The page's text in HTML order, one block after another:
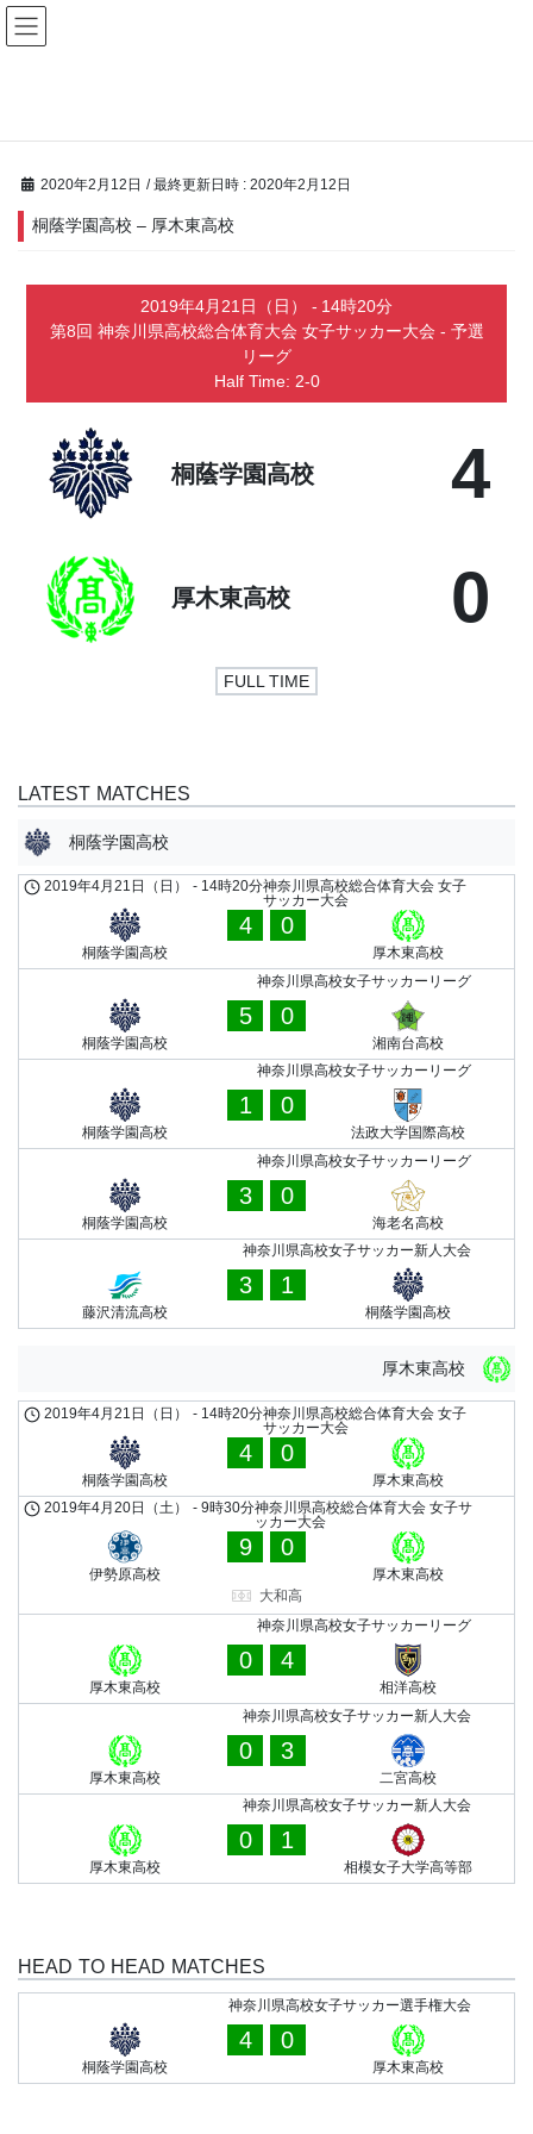
コ
ン
ナ
ビ
2020年2月12日 / 最終更新日時 : 2020年2月12日
桐蔭学園高校 – 厚木東高校
2019年4月21日（日） - 14時20分
第8回 神奈川県高校総合体育大会 女子サッカー大会 - 予選
リーグ
Half Time: 2-0
桐蔭学園高校 4
厚木東高校 0
FULL TIME
LATEST MATCHES
桐蔭学園高校
神奈川県高校総合体育大会 女子
サッカー大会
2019年4月21日（日） - 14時20分
桐蔭学園高校
4 0
厚木東高校
神奈川県高校女子サッカーリーグ
桐蔭学園高校
5 0
湘南台高校
神奈川県高校女子サッカーリーグ
桐蔭学園高校
1 0
法政大学国際高校
神奈川県高校女子サッカーリーグ
桐蔭学園高校
3 0
海老名高校
神奈川県高校女子サッカー新人大会
藤沢清流高校
3 1
桐蔭学園高校
厚木東高校
神奈川県高校総合体育大会 女子
サッカー大会
2019年4月21日（日） - 14時20分
桐蔭学園高校
4 0
厚木東高校
神奈川県高校総合体育大会 女子サ
ッカー大会
2019年4月20日（土） - 9時30分
伊勢原高校
9 0
厚木東高校
大和高
神奈川県高校女子サッカーリーグ
厚木東高校
0 4
相洋高校
神奈川県高校女子サッカー新人大会
厚木東高校
0 3
二宮高校
神奈川県高校女子サッカー新人大会
厚木東高校
0 1
相模女子大学高等部
HEAD TO HEAD MATCHES
神奈川県高校女子サッカー選手権大会
桐蔭学園高校
4 0
厚木東高校